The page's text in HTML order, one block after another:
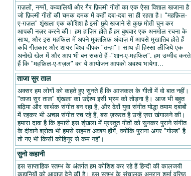
ग़ज़लों, नग्मों, कव्वालियों और गैर फ़िल्मी गीतों का एक ऐसा विशाल खजाना है
जो फ़िल्मी गीतों की चमक दमक में कहीं दबा-दबा सा ही रहता है। "महफ़िल-
ए-ग़ज़ल" शृंखला एक कोशिश है इसी छुपे खजाने से कुछ मोती चुन कर
आपकी नज़र करने की। हम हाज़िर होते हैं हर बुधवार एक अनमोल रचना के
साथ, और इस महफिल में अपने मुक्तलिफ़ अंदाज़ में आपसे मुखातिब होते हैं
कवि गीतकार और शायर विश्व दीपक "तन्हा"। साथ ही हिस्सा लीजिये एक
अनोखे खेल में और आप भी बन सकते हैं -"शान-ए-महफिल". हम उम्मीद करते
हैं कि "महफ़िल-ए-ग़ज़ल" का ये आयोजन आपको अवश्य भायेगा...
ताजा सुर ताल
अक्सर हम लोगों को कहते हुए सुनते हैं कि आजकल के गीतों में वो बात नहीं।
"ताजा सुर ताल" शृंखला का उद्देश्य इसी भ्रम को तोड़ना है। आज भी बहुत
बढ़िया और सार्थक संगीत बन रहा है, और ढेरों युवा संगीत योद्धा तमाम दबाबों
में रहकर भी अच्छा संगीत रच रहे हैं, बस ज़रूरत है उन्हें ज़रा खंगालने की।
हमारा दावा है कि हमारी इस शृंखला में प्रस्तुत गीतों को सुनकर पुराने संगीत
के दीवाने श्रोता भी हमसे सहमत अवश्य होंगें, क्योंकि पुराना अगर "गोल्ड" है
तो नए भी किसी कोहिनूर से कम नहीं।
सुनो कहानी
इस साप्ताहिक स्तम्भ के अंतर्गत हम कोशिश कर रहे हैं हिन्दी की कालजयी
कहानियों को आवाज़ देने की है। इस स्तम्भ के संचालक अनुराग शर्मा वरिष्ठ